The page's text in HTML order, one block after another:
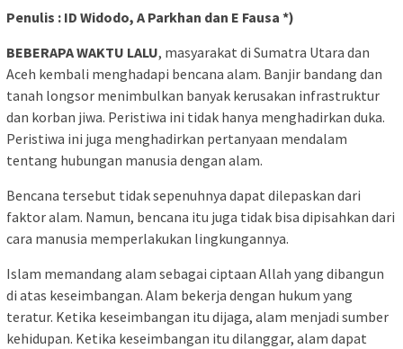
Penulis : ID Widodo, A Parkhan dan E Fausa *)
BEBERAPA WAKTU LALU, masyarakat di Sumatra Utara dan
Aceh kembali menghadapi bencana alam. Banjir bandang dan
tanah longsor menimbulkan banyak kerusakan infrastruktur
dan korban jiwa. Peristiwa ini tidak hanya menghadirkan duka.
Peristiwa ini juga menghadirkan pertanyaan mendalam
tentang hubungan manusia dengan alam.
Bencana tersebut tidak sepenuhnya dapat dilepaskan dari
faktor alam. Namun, bencana itu juga tidak bisa dipisahkan dari
cara manusia memperlakukan lingkungannya.
Islam memandang alam sebagai ciptaan Allah yang dibangun
di atas keseimbangan. Alam bekerja dengan hukum yang
teratur. Ketika keseimbangan itu dijaga, alam menjadi sumber
kehidupan. Ketika keseimbangan itu dilanggar, alam dapat